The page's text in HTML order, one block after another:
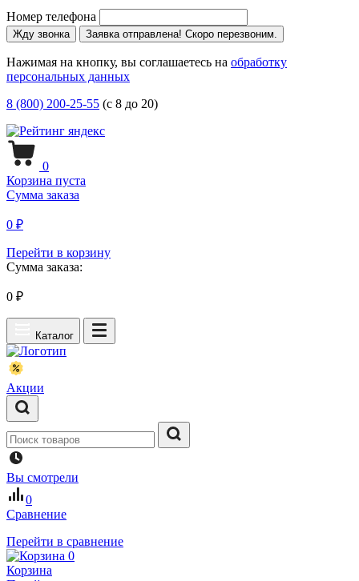
Номер телефона
Жду звонка Заявка отправлена! Скоро перезвоним.
Нажимая на кнопку, вы соглашаетесь на обработку
персональных данных
8 (800) 200-25-55 (с 8 до 20)
0
Корзина пуста
Сумма заказа
0 ₽
Перейти в корзину
Сумма заказа:
0 ₽
Каталог
Акции
Вы смотрели
0
Сравнение
Перейти в сравнение
0
Корзина